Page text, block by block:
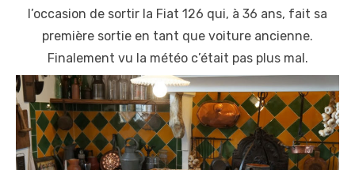
l’occasion de sortir la Fiat 126 qui, à 36 ans, fait sa
première sortie en tant que voiture ancienne.
Finalement vu la météo c’était pas plus mal.